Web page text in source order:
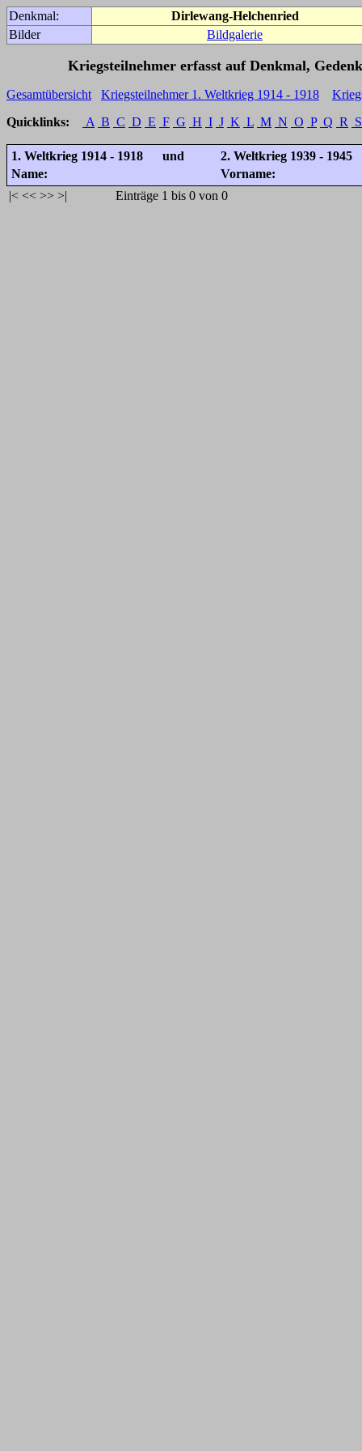
Denkmal:
Dirlewang-Helchenried
Bilder
Bildgalerie
Kriegsteilnehmer erfasst auf Denkmal,
Gesamtübersicht Kriegsteilnehmer 1. Weltkrieg 1914 - 1918
Quicklinks:
A B C D E F G H I J K L M N O P Q R S
1. Weltkrieg 1914 - 1918 und
2. Weltkrieg 1939 - 1945
Name:
Vorname:
|< << >> >| Einträge 1 bis 0 von 0